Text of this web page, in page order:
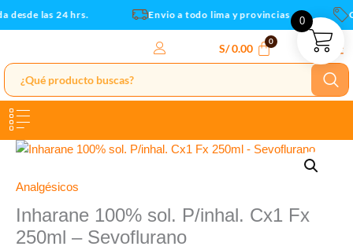
Ir
al
las 24 hrs. Envio a todo lima y provincias
S/0.00
Analgésicos
Inharane 100% sol. P/inhal. Cx1 Fx
250ml – Sevoflurano
Inharane
sol.
Cx1
Fx
0
250ml
Sevoflurano
cantidad